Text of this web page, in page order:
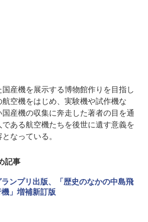
産機を展示する博物館作りを目指し
空機をはじめ、実験機や試作機な
国産機の収集に奔走した著者の目を通
である航空機たちを後世に遺す意義を
なっている。
記事
ランプリ出版、「歴史のなかの中島飛
機」増補新訂版